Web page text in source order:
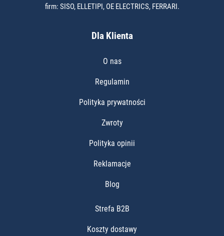
firm: SISO, ELLETIPI, OE ELECTRICS, FERRARI.
Dla Klienta
O nas
Regulamin
Polityka prywatności
Zwroty
Polityka opinii
Reklamacje
Blog
Strefa B2B
Koszty dostawy